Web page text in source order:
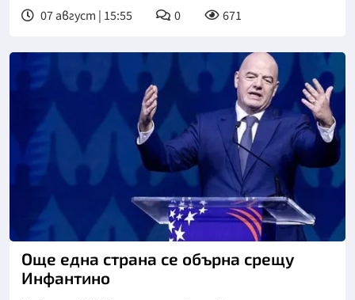
07 август | 15:55 0 671
Още една страна се обърна срещу
Инфантино